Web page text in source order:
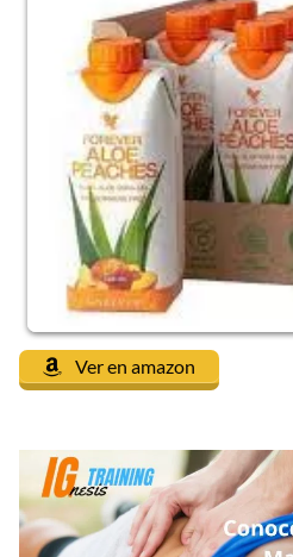
Ver en amazon